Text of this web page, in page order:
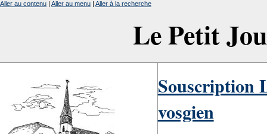
Le Petit
Aller au contenu | Aller au menu | Aller à la recherche
Souscription
vosgien